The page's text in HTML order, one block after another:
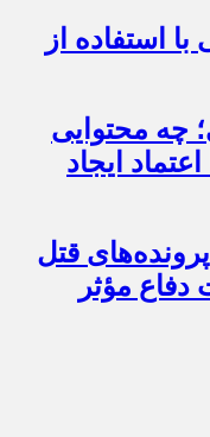
استفاده از
محتوایی
ایجاد
قتل
دفاع مؤثر